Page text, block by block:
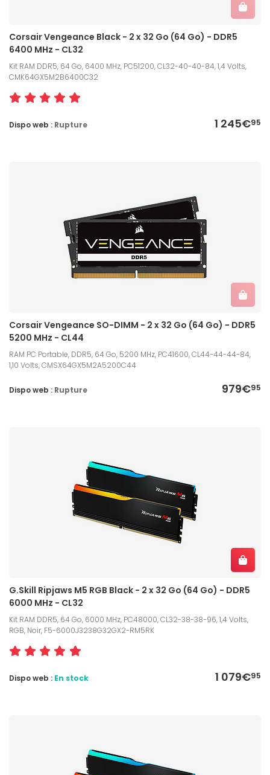
Corsair Vengeance Black - 2 x 32 Go (64 Go) - DDR5
6400 MHz - CL32
Kit RAM DDR5, 64 Go, 6400 MHz, PC51200, CL32-40-40-84, 1,4 Volts,
CMK64GX5M2B6400C32
1 245€95
Dispo web : Rupture
Corsair Vengeance SO-DIMM - 2 x 32 Go (64 Go) - DDR5
5200 MHz - CL44
RAM PC Portable, DDR5, 64 Go, 5200 MHz, PC41600, CL44-44-44-84,
1,10 Volts, CMSX64GX5M2A5200C44
979€95
Dispo web : Rupture
G.Skill Ripjaws M5 RGB Black - 2 x 32 Go (64 Go) - DDR5
6000 MHz - CL32
Kit RAM DDR5, 64 Go, 6000 MHz, PC48000, CL32-38-38-96, 1,4 Volts,
RGB, Noir, F5-6000J3238G32GX2-RM5RK
1 079€95
Dispo web : En stock